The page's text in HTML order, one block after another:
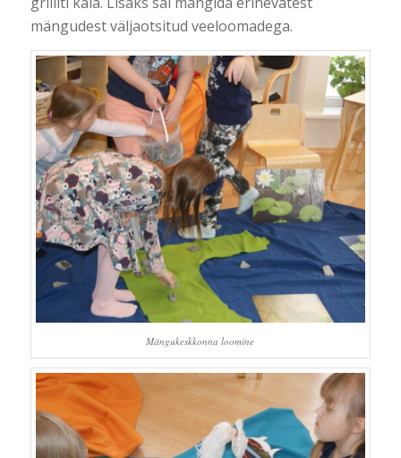
mängudest väljaotsitud veeloomadega.
Mängukeskkonna loomine